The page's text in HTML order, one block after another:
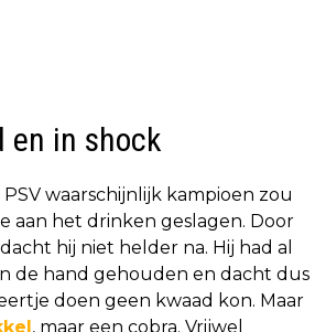
en in shock
waarschijnlijk kampioen zou
aan het drinken geslagen. Door
hij niet helder na. Hij had al
de hand gehouden en dacht dus
doen geen kwaad kon. Maar
, maar een cobra. Vrijwel